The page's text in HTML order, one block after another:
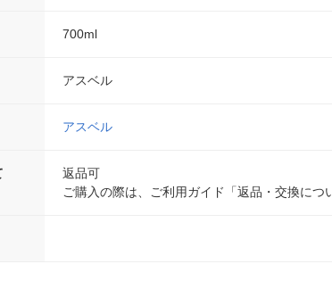
700ml
アスベル
アスベル
返品可
ご購入の際は、ご利用ガイド「返品・交換につ